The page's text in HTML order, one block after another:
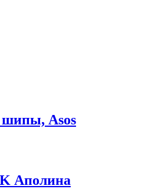
Asos
Аполина